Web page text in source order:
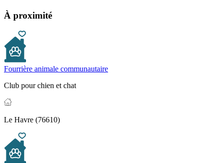
À proximité
Fourrière animale communautaire
Club pour chien et chat
Le Havre (76610)